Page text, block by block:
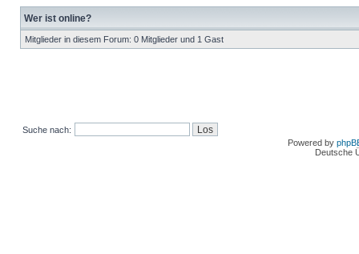
Wer ist online?
Mitglieder in diesem Forum: 0 Mitglieder und 1 Gast
Suche nach:
Powered by
Deutsche